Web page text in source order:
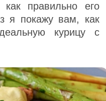
правильно его
я покажу вам, как
курицу с